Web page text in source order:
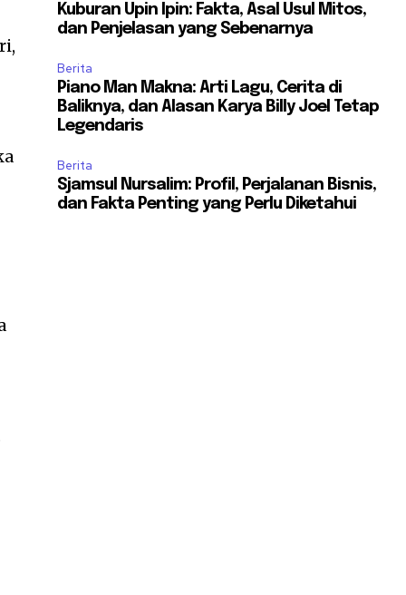
Kuburan Upin Ipin: Fakta, Asal Usul Mitos,
dan Penjelasan yang Sebenarnya
Berita
Piano Man Makna: Arti Lagu, Cerita di
Baliknya, dan Alasan Karya Billy Joel Tetap
Legendaris
Berita
Sjamsul Nursalim: Profil, Perjalanan Bisnis,
dan Fakta Penting yang Perlu Diketahui